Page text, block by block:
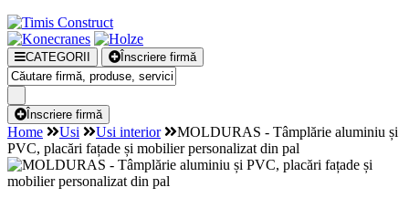
CATEGORII Înscriere firmă
Înscriere firmă
Home Usi Usi interior
MOLDURAS - Tâmplărie aluminiu și
PVC, placări fațade și mobilier personalizat din pal